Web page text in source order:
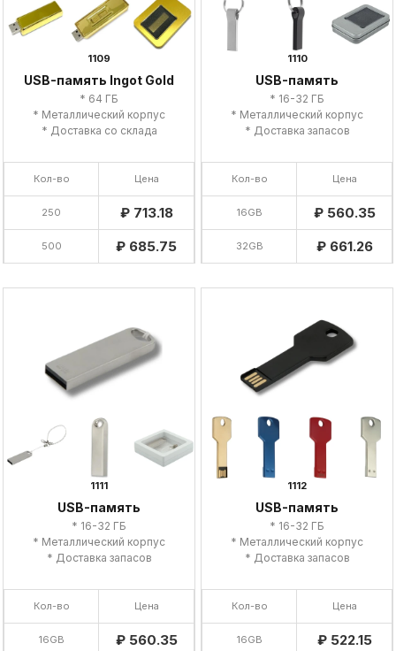
1109
USB-память Ingot Gold
* 64 ГБ
* Металлический корпус
* Доставка со склада
Кол-во Цена
250 ₽ 713.18
500 ₽ 685.75
1110
USB-память
* 16-32 ГБ
* Металлический корпус
* Доставка запасов
Кол-во Цена
16GB ₽ 560.35
32GB ₽ 661.26
1111
USB-память
* 16-32 ГБ
* Металлический корпус
* Доставка запасов
Кол-во Цена
16GB ₽ 560.35
1112
USB-память
* 16-32 ГБ
* Металлический корпус
* Доставка запасов
Кол-во Цена
16GB ₽ 522.15